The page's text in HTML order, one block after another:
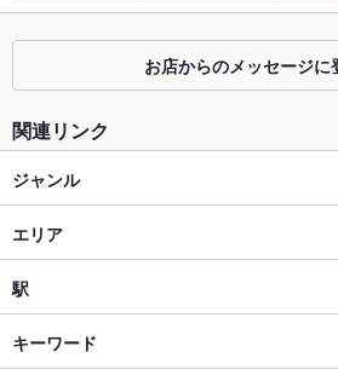
容人数
個室 なし ：2時間半のお席時間になり
座敷
掘りごたつ
カウンター
あり ：目の前で焼き上げる鉄板
ンター席です♪
ソファー なし
お店からのメッセージに
関連リンク
ジャンル
居酒屋
創作
大曽根･千種･今池･池下･守山区 × 居酒屋
エリア
大曽根
大曽根 × 居酒屋
駅
大曽根駅
キーワード